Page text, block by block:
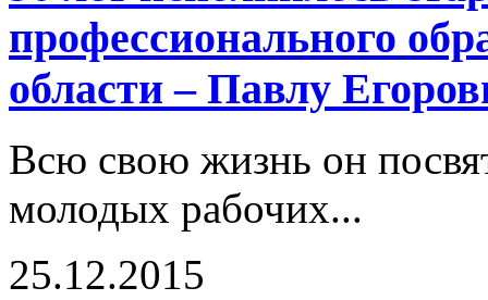
профессионального
области – Павлу
Всю свою жизнь он
молодых рабочих...
25.12.2015